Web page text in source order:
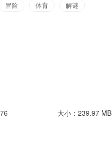
冒险 体育 解谜
大小：239.97 MB